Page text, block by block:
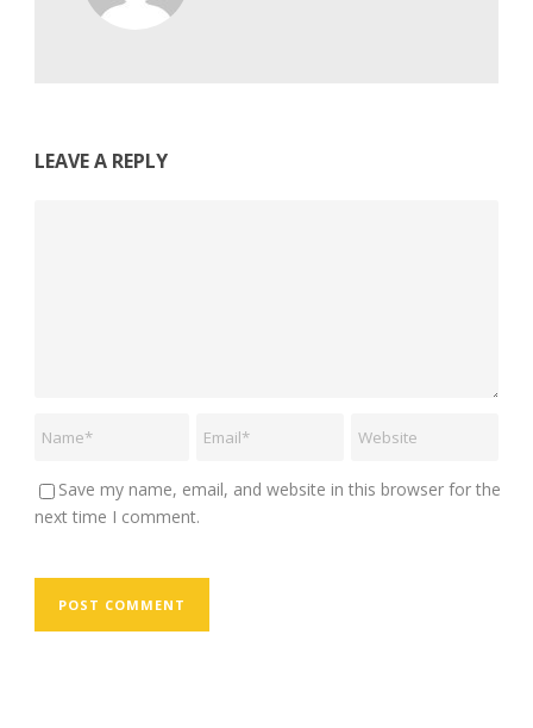
LEAVE A REPLY
Save my name, email, and website in this browser for the
next time I comment.